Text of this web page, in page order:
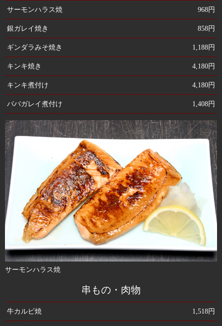
サーモンハラス焼 968円
銀ガレイ焼き 858円
ギンダラみそ焼き 1,188円
キンキ焼き 4,180円
キンキ煮付け 4,180円
ババガレイ煮付け 1,408円
サーモンハラス焼
串もの・肉物
牛カルビ焼 1,518円